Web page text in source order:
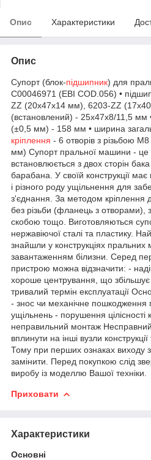
Опис Характеристики
Опис
Супорт (блок-підшипник) для
C00046971 (EBI COD.056) •
ZZ (20x47x14 мм), 6203-ZZ
(встановлений) - 25х47х8/11,5 мм
(±0,5 мм) - 158 мм • ширина
кріплення - 6 отворів з різьбою
мм) Супорт пральної машини - це
встановлюється з двох сторін
барабана. У своїй конструкції
і різного роду ущільнення для
з'єднання. За методом кріплення
без різьби (фланець з отворами),
скобою тощо. Виготовляються
нержавіючої сталі та пластику.
знайшли у конструкціях пральних
завантаженням білизни. Серед
пристрою можна відзначити: -
хороше центрування, що збільшує
тривалий термін експлуатації
- знос чи механічне
ущільнень - порушення цілісності
неправильний монтаж
вплинути на інші вузли
Тому при перших ознаках виходу
замінити. Перед покупкою слід
виробу із моделлю Вашої техніки.
Приховати
Характеристики
Основні